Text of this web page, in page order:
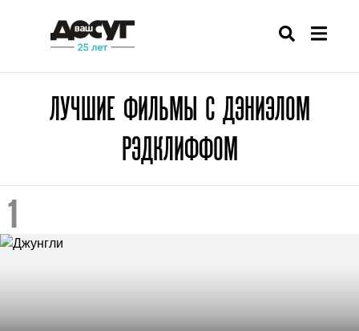
ЛУЧШИЕ ФИЛЬМЫ С ДЭНИЭЛОМ
РЭДКЛИФФОМ